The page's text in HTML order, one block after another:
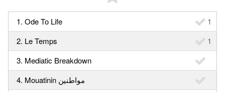
1. Ode To Life
1
2. Le Temps
1
3. Mediatic Breakdown
4. Mouatinin مواطنين